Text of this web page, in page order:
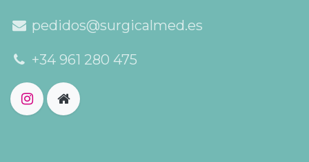
pedidos@surgicalmed.es
+34 961 280 475